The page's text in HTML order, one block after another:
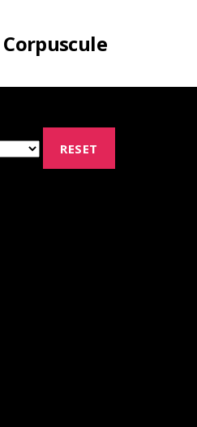
Corpuscule
RESET